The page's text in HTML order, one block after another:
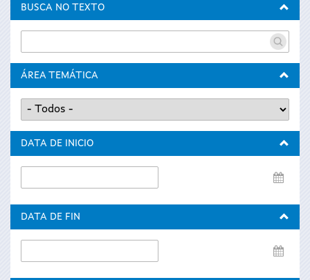
BUSCA NO TEXTO
ÁREA TEMÁTICA
DATA DE INICIO
de
DATA DE FIN
de